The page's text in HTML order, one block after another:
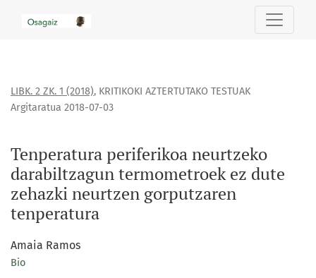
Tenperatura periferikoa neurtzeko darabiltzagun
LIBK. 2 ZK. 1 (2018), KRITIKOKI AZTERTUTAKO TESTUAK
Tenperatura periferikoa neurtzeko
darabiltzagun termometroek ez dute
zehazki neurtzen gorputzaren
tenperatura
Argitaratua 2018-07-03
Amaia Ramos
Bio